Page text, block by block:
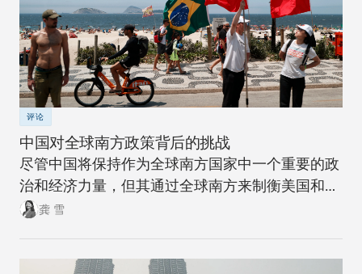
评论
中国对全球南方政策背后的挑战
尽管中国将保持作为全球南方国家中一个重要的政
治和经济力量，但其通过全球南方来制衡美国和全
球北方的雄心计划远非十拿九稳。
龚 雪